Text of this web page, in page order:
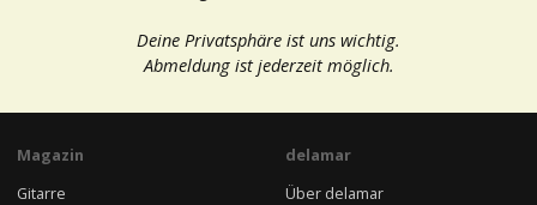
Deine Privatsphäre ist uns wichtig.
Abmeldung ist jederzeit möglich.
Magazin
Gitarre
delamar
Über delamar